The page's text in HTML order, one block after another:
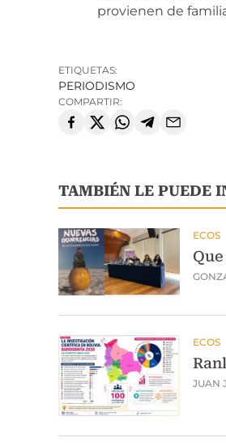
provienen de
ETIQUETAS:
PERIODISMO
COMPARTIR:
TAMBIÉN LE PUEDE